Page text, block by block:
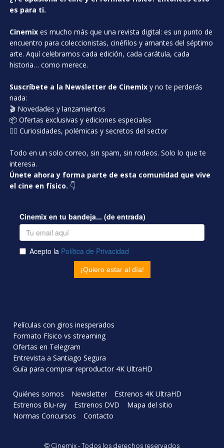
es para ti.
Cinemix es mucho más que una revista digital: es un punto de
encuentro para coleccionistas, cinéfilos y amantes del séptimo
arte. Aquí celebramos cada edición, cada carátula, cada
historia… como merece.
Suscríbete a la Newsletter de Cinemix y no te perderás
nada:
🎬 Novedades y lanzamientos
📦 Ofertas exclusivas y ediciones especiales
🕵️‍♂️ Curiosidades, polémicas y secretos del sector
Todo en un solo correo, sin spam, sin rodeos. Solo lo que te
interesa.
Únete ahora y forma parte de esta comunidad que vive
el cine en físico. 👇
Películas con giros inesperados
Formato Físico vs streaming
Ofertas en Telegram
Entrevista a Santiago Segura
Guía para comprar reproductor 4K UltraHD
Quiénes somos Newsletter
Estrenos 4K UltraHD
Estrenos Blu-ray
Estrenos DVD
Mapa del sitio
Normas Concursos
Contacto
© Cinemix - Todos los derechos reservados